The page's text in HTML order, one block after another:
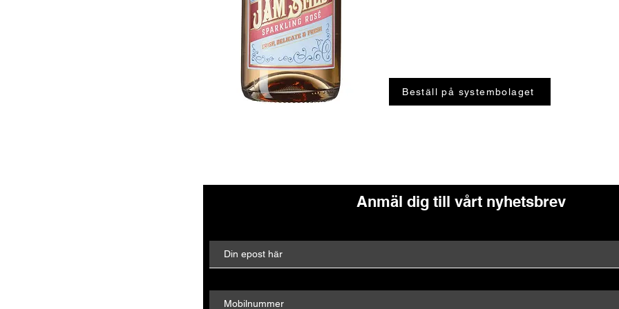
Beställ på systembolaget
Anmäl dig till vårt nyhetsbrev